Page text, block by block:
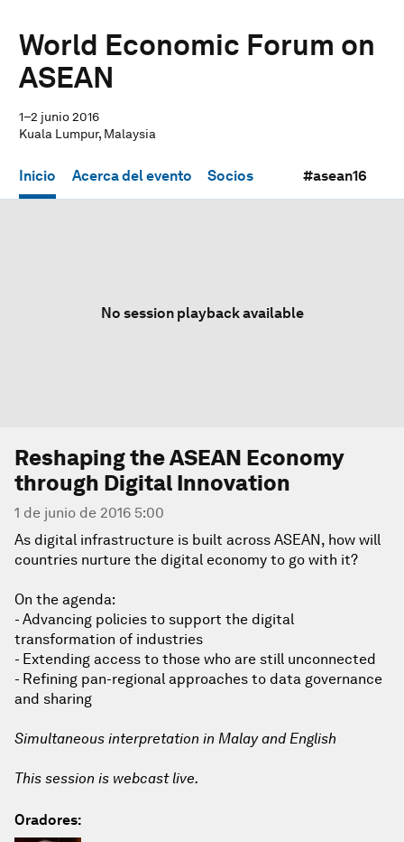
World Economic Forum on
ASEAN
1–2 junio 2016
Kuala Lumpur, Malaysia
Inicio Acerca del evento Socios #asean16
No session playback available
Reshaping the ASEAN Economy
through Digital Innovation
1 de junio de 2016 5:00
As digital infrastructure is built across ASEAN, how will
countries nurture the digital economy to go with it?
On the agenda:
- Advancing policies to support the digital
transformation of industries
- Extending access to those who are still unconnected
- Refining pan-regional approaches to data governance
and sharing
Simultaneous interpretation in Malay and English
This session is webcast live.
Oradores: